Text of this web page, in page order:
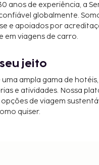
anos de experiência, a
globalmente.
e apoiados por
em viagens de carro.
jeito
ampla gama de
e atividades. Nossa
de viagem
quiser.